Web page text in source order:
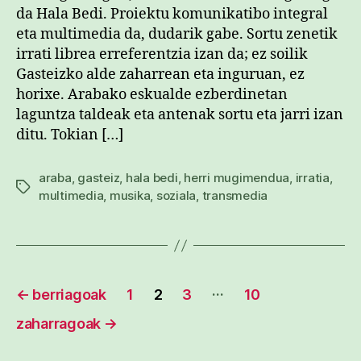
da Hala Bedi. Proiektu komunikatibo integral
eta multimedia da, dudarik gabe. Sortu zenetik
irrati librea erreferentzia izan da; ez soilik
Gasteizko alde zaharrean eta inguruan, ez
horixe. Arabako eskualde ezberdinetan
laguntza taldeak eta antenak sortu eta jarri izan
ditu. Tokian […]
Etiketak
araba, gasteiz, hala bedi, herri mugimendua, irratia,
multimedia, musika, soziala, transmedia
Posts
pagination
← berriagoak 1 2 3 …
10
zaharragoak →